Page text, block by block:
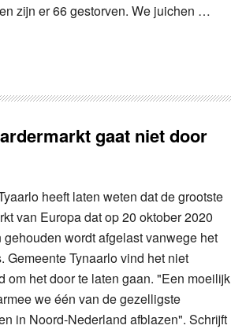
zijn er 66 gestorven. We juichen …
gaat niet door
heeft laten weten dat de grootste
van Europa dat op 20 oktober 2020
gehouden wordt afgelast vanwege het
Gemeente Tynaarlo vind het niet
om het door te laten gaan. "Een moeilijk
we één van de gezelligste
in Noord-Nederland afblazen". Schrijft